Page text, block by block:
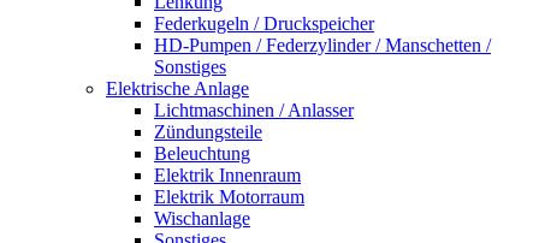
Federkugeln / Druckspeicher
HD-Pumpen / Federzylinder / Manschetten /
Sonstiges
Elektrische Anlage
Lichtmaschinen / Anlasser
Zündungsteile
Beleuchtung
Elektrik Innenraum
Elektrik Motorraum
Wischanlage